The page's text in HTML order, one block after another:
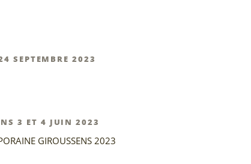
SEPTEMBRE 2023
3 ET 4 JUIN 2023
GIROUSSENS 2023